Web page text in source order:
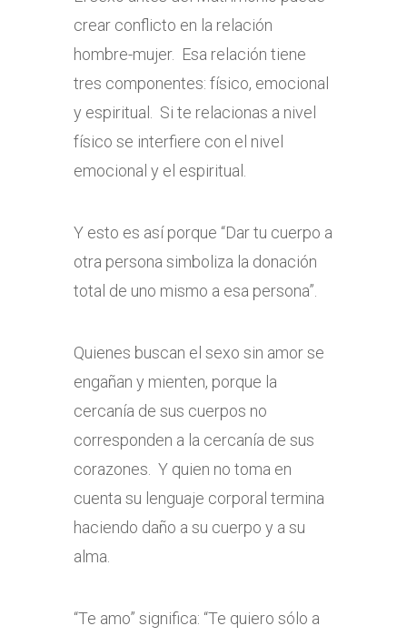
crear conflicto en la relación
hombre-mujer. Esa relación tiene
tres componentes: físico, emocional
y espiritual. Si te relacionas a nivel
físico se interfiere con el nivel
emocional y el espiritual.
Y esto es así porque “Dar tu cuerpo a
otra persona simboliza la donación
total de uno mismo a esa persona”.
Quienes buscan el sexo sin amor se
engañan y mienten, porque la
cercanía de sus cuerpos no
corresponden a la cercanía de sus
corazones. Y quien no toma en
cuenta su lenguaje corporal termina
haciendo daño a su cuerpo y a su
alma.
“Te amo” significa: “Te quiero sólo a